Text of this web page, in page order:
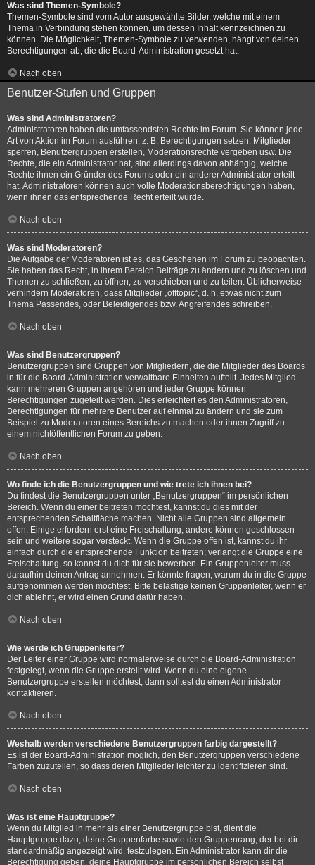
Was sind Themen-Symbole?
Themen-Symbole sind vom Autor ausgewählte Bilder, welche mit einem
Thema in Verbindung stehen können, um dessen Inhalt kennzeichnen zu
können. Die Möglichkeit, Themen-Symbole zu verwenden, hängt von deinen
Berechtigungen ab, die die Board-Administration gesetzt hat.
Nach oben
Benutzer-Stufen und Gruppen
Was sind Administratoren?
Administratoren haben die umfassendsten Rechte im Forum. Sie können jede
Art von Aktion im Forum ausführen; z. B. Berechtigungen setzen, Mitglieder
sperren, Benutzergruppen erstellen, Moderationsrechte vergeben usw. Die
Rechte, die ein Administrator hat, sind allerdings davon abhängig, welche
Rechte ihnen ein Gründer des Forums oder ein anderer Administrator erteilt
hat. Administratoren können auch volle Moderationsberechtigungen haben,
wenn ihnen das entsprechende Recht erteilt wurde.
Nach oben
Was sind Moderatoren?
Die Aufgabe der Moderatoren ist es, das Geschehen im Forum zu beobachten.
Sie haben das Recht, in ihrem Bereich Beiträge zu ändern und zu löschen und
Themen zu schließen, zu öffnen, zu verschieben und zu teilen. Üblicherweise
verhindern Moderatoren, dass Mitglieder „offtopic“, d. h. etwas nicht zum
Thema Passendes, oder Beleidigendes bzw. Angreifendes schreiben.
Nach oben
Was sind Benutzergruppen?
Benutzergruppen sind Gruppen von Mitgliedern, die die Mitglieder des Boards
in für die Board-Administration verwaltbare Einheiten aufteilt. Jedes Mitglied
kann mehreren Gruppen angehören und jeder Gruppe können
Berechtigungen zugeteilt werden. Dies erleichtert es den Administratoren,
Berechtigungen für mehrere Benutzer auf einmal zu ändern und sie zum
Beispiel zu Moderatoren eines Bereichs zu machen oder ihnen Zugriff zu
einem nichtöffentlichen Forum zu geben.
Nach oben
Wo finde ich die Benutzergruppen und wie trete ich ihnen bei?
Du findest die Benutzergruppen unter „Benutzergruppen“ im persönlichen
Bereich. Wenn du einer beitreten möchtest, kannst du dies mit der
entsprechenden Schaltfläche machen. Nicht alle Gruppen sind allgemein
offen. Einige erfordern erst eine Freischaltung, andere können geschlossen
sein und weitere sogar versteckt. Wenn die Gruppe offen ist, kannst du ihr
einfach durch die entsprechende Funktion beitreten; verlangt die Gruppe eine
Freischaltung, so kannst du dich für sie bewerben. Ein Gruppenleiter muss
daraufhin deinen Antrag annehmen. Er könnte fragen, warum du in die Gruppe
aufgenommen werden möchtest. Bitte belästige keinen Gruppenleiter, wenn er
dich ablehnt, er wird einen Grund dafür haben.
Nach oben
Wie werde ich Gruppenleiter?
Der Leiter einer Gruppe wird normalerweise durch die Board-Administration
festgelegt, wenn die Gruppe erstellt wird. Wenn du eine eigene
Benutzergruppe erstellen möchtest, dann solltest du einen Administrator
kontaktieren.
Nach oben
Weshalb werden verschiedene Benutzergruppen farbig dargestellt?
Es ist der Board-Administration möglich, den Benutzergruppen verschiedene
Farben zuzuteilen, so dass deren Mitglieder leichter zu identifizieren sind.
Nach oben
Was ist eine Hauptgruppe?
Wenn du Mitglied in mehr als einer Benutzergruppe bist, dient die
Hauptgruppe dazu, deine Gruppenfarbe sowie den Gruppenrang, der bei dir
standardmäßig angezeigt wird, festzulegen. Ein Administrator kann dir die
Berechtigung geben, deine Hauptgruppe im persönlichen Bereich selbst